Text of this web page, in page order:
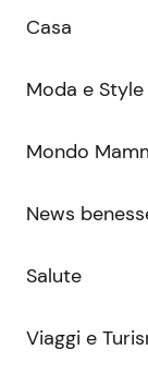
Casa
Moda e Style
Mondo
News
Salute
Viaggi e